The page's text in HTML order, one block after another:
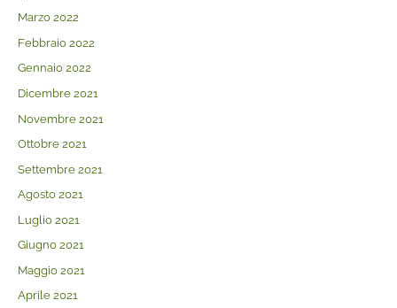
Marzo 2022
Febbraio 2022
Gennaio 2022
Dicembre 2021
Novembre 2021
Ottobre 2021
Settembre 2021
Agosto 2021
Luglio 2021
Giugno 2021
Maggio 2021
Aprile 2021